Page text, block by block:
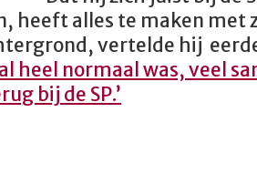
heeft alles te maken met
vertelde hij
heel normaal was, veel
bij de SP.’